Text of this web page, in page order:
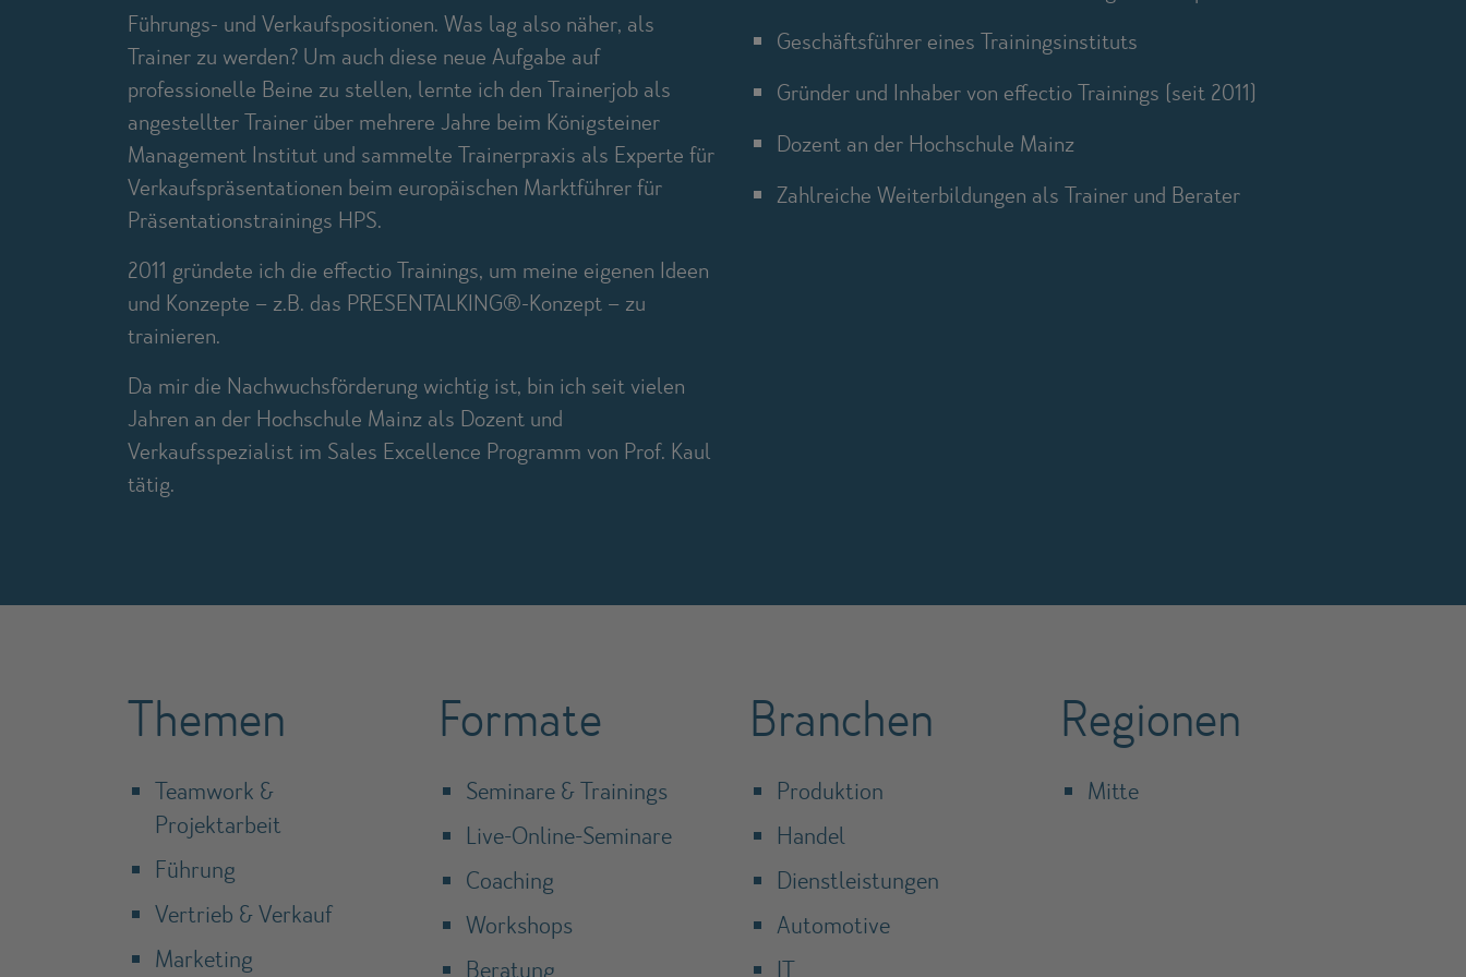
Führungs- und Verkaufspositionen. Was lag also näher, als
Trainer zu werden? Um auch diese neue Aufgabe auf
professionelle Beine zu stellen, lernte ich den Trainerjob als
angestellter Trainer über mehrere Jahre beim Königsteiner
Management Institut und sammelte Trainerpraxis als Experte für
Verkaufspräsentationen beim europäischen Marktführer für
Präsentationstrainings HPS.
2011 gründete ich die effectio Trainings, um meine eigenen Ideen
und Konzepte – z.B. das PRESENTALKING®-Konzept – zu
trainieren.
Da mir die Nachwuchsförderung wichtig ist, bin ich seit vielen
Jahren an der Hochschule Mainz als Dozent und
Verkaufsspezialist im Sales Excellence Programm von Prof. Kaul
tätig.
Geschäftsführer eines Trainingsinstituts
Gründer und Inhaber von effectio Trainings (seit 2011)
Dozent an der Hochschule Mainz
Zahlreiche Weiterbildungen als Trainer und Berater
Themen
Teamwork &
Projektarbeit
Führung
Vertrieb & Verkauf
Marketing
Formate
Seminare & Trainings
Live-Online-Seminare
Coaching
Workshops
Beratung
Branchen
Produktion
Handel
Dienstleistungen
Automotive
IT
Regionen
Mitte